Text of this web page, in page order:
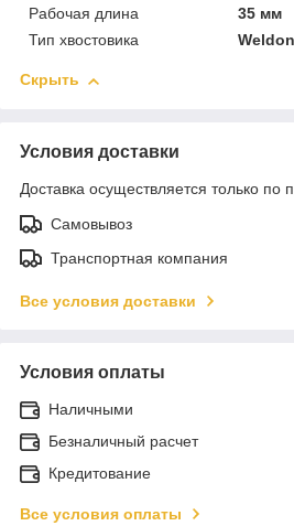
Рабочая длина
35 мм
Тип хвостовика
Скрыть
Условия доставки
Доставка осуществляется только по
Самовывоз
Транспортная компания
Все условия доставки
Условия оплаты
Наличными
Безналичный расчет
Кредитование
Все условия оплаты